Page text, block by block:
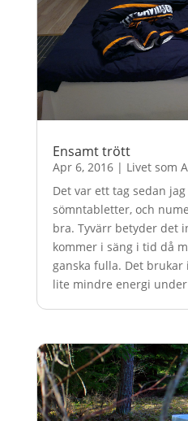
Ensamt trött
Apr 6, 2016| Livet som
Det var ett tag sedan
sömntabletter, och
bra. Tyvärr betyder det
kommer i säng i tid då
ganska fulla. Det
lite mindre energi